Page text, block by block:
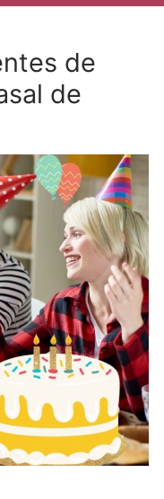
de
de